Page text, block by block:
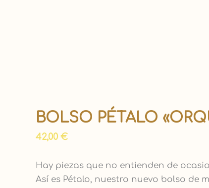
BOLSO PÉTALO
42,00 €
Hay piezas que no entienden de
Así es Pétalo, nuestro nuevo bolso de